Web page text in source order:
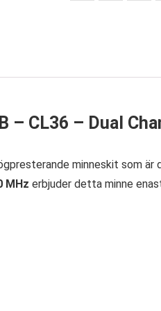
– CL36 – Dual
minneskit som är
MHz erbjuder detta minne